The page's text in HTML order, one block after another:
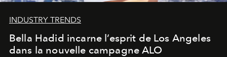
INDUSTRY TRENDS
Bella Hadid incarne l’esprit de Los Angeles
dans la nouvelle campagne ALO